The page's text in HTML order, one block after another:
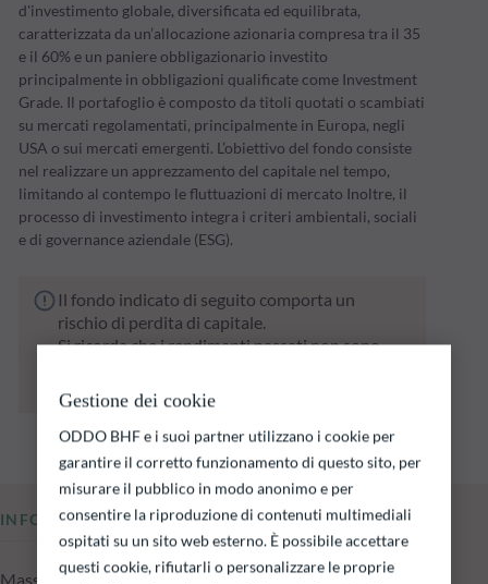
d'investimento globale, diversificata ed equilibrata,
caratterizzata da un’allocazione azionaria compresa tra il 35
e il 60% e un paniere obbligazionario investito
principalmente in obbligazioni qualificate come Investment
Grade. Il portafoglio è composto da titoli quotati o scambiati
su mercati regolamentati, principalmente in Europa, negli
USA o sui mercati emergenti. L’obiettivo del fondo consiste
nel realizzare un apprezzamento del capitale nel tempo,
limitando al contempo le fluttuazioni di mercato Inoltre, il
processo di investimento integra i criteri ambientali, sociali
e di governance aziendale (ESG).
Il fondo indicato di seguito comporta un
rischio di perdita di capitale.
Si ricorda che i rendimenti passati non sono
tempo.
INFORMAZIONI CHIAVE
Masse in gestione del fondo al 05.08.2026
Gestione dei cookie
ODDO BHF e i suoi partner utilizzano i cookie per
garantire il corretto funzionamento di questo sito, per
misurare il pubblico in modo anonimo e per
consentire la riproduzione di contenuti multimediali
ospitati su un sito web esterno. È possibile accettare
questi cookie, rifiutarli o personalizzare le proprie